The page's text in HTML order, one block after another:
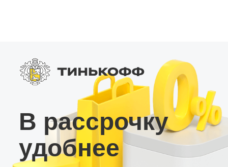
надежности и удобства адаптации под любые
пожелания пользователя.
В рассрочку
удобнее